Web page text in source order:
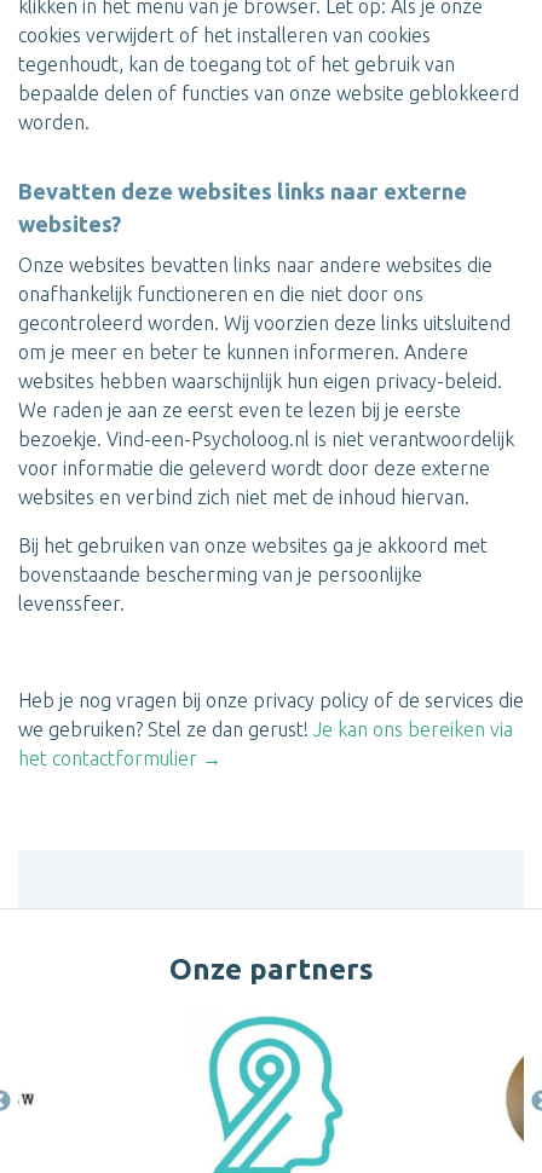
klikken in het menu van je browser. Let op: Als je onze
cookies verwijdert of het installeren van cookies
tegenhoudt, kan de toegang tot of het gebruik van
bepaalde delen of functies van onze website geblokkeerd
worden.
Bevatten deze websites links naar externe
websites?
Onze websites bevatten links naar andere websites die
onafhankelijk functioneren en die niet door ons
gecontroleerd worden. Wij voorzien deze links uitsluitend
om je meer en beter te kunnen informeren. Andere
websites hebben waarschijnlijk hun eigen privacy-beleid.
We raden je aan ze eerst even te lezen bij je eerste
bezoekje. Vind-een-Psycholoog.nl is niet verantwoordelijk
voor informatie die geleverd wordt door deze externe
websites en verbind zich niet met de inhoud hiervan.
Bij het gebruiken van onze websites ga je akkoord met
bovenstaande bescherming van je persoonlijke
levenssfeer.
Heb je nog vragen bij onze privacy policy of de services die
we gebruiken? Stel ze dan gerust! Je kan ons bereiken via
het contactformulier →
Onze partners